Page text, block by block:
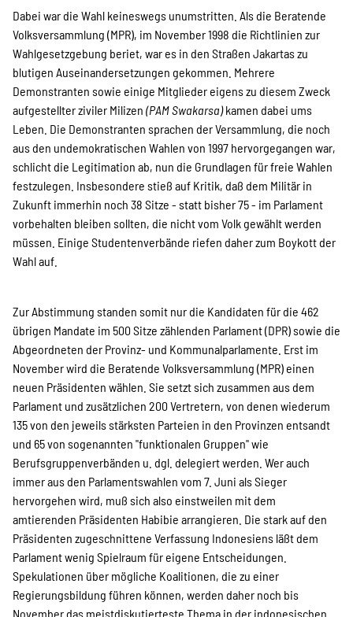
Dabei war die Wahl keineswegs unumstritten. Als die Beratende
Volksversammlung (MPR), im November 1998 die Richtlinien zur
Wahlgesetzgebung beriet, war es in den Straßen Jakartas zu
blutigen Auseinandersetzungen gekommen. Mehrere
Demonstranten sowie einige Mitglieder eigens zu diesem Zweck
aufgestellter ziviler Milizen (PAM Swakarsa)kamen dabei ums
Leben. Die Demonstranten sprachen der Versammlung, die noch
aus den undemokratischen Wahlen von 1997 hervorgegangen war,
schlicht die Legitimation ab, nun die Grundlagen für freie Wahlen
festzulegen. Insbesondere stieß auf Kritik, daß dem Militär in
Zukunft immerhin noch 38 Sitze - statt bisher 75 - im Parlament
vorbehalten bleiben sollten, die nicht vom Volk gewählt werden
müssen. Einige Studentenverbände riefen daher zum Boykott der
Wahl auf.
Zur Abstimmung standen somit nur die Kandidaten für die 462
übrigen Mandate im 500 Sitze zählenden Parlament (DPR) sowie die
Abgeordneten der Provinz- und Kommunalparlamente. Erst im
November wird die Beratende Volksversammlung (MPR) einen
neuen Präsidenten wählen. Sie setzt sich zusammen aus dem
Parlament und zusätzlichen 200 Vertretern, von denen wiederum
135 von den jeweils stärksten Parteien in den Provinzen entsandt
und 65 von sogenannten "funktionalen Gruppen" wie
Berufsgruppenverbänden u. dgl. delegiert werden. Wer auch
immer aus den Parlamentswahlen vom 7. Juni als Sieger
hervorgehen wird, muß sich also einstweilen mit dem
amtierenden Präsidenten Habibie arrangieren. Die stark auf den
Präsidenten zugeschnittene Verfassung Indonesiens läßt dem
Parlament wenig Spielraum für eigene Entscheidungen.
Spekulationen über mögliche Koalitionen, die zu einer
Regierungsbildung führen können, werden daher noch bis
November das meistdiskutierteste Thema in der indonesischen